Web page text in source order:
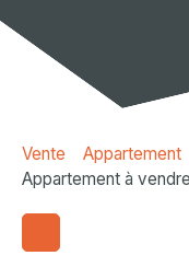
Vente Appartement
Appartement à